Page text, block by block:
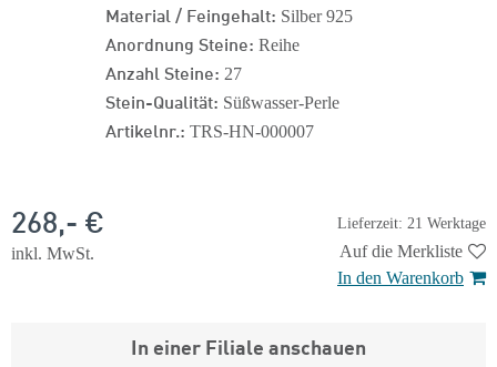
Material / Feingehalt: Silber 925
Anordnung Steine: Reihe
Anzahl Steine: 27
Stein-Qualität: Süßwasser-Perle
Artikelnr.: TRS-HN-000007
Lieferzeit: 21 Werktage
268,- €
inkl. MwSt.
Auf die Merkliste
In den Warenkorb
In einer Filiale anschauen